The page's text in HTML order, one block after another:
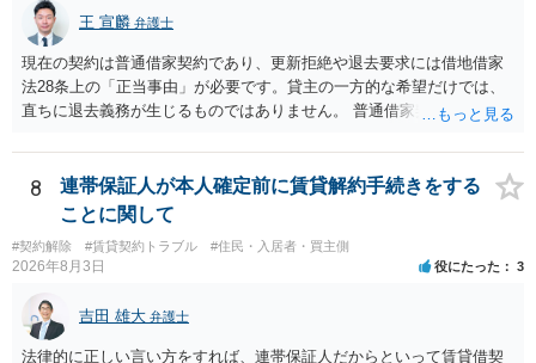
王 宣麟 弁護士
現在の契約は普通借家契約であり、更新拒絶や退去要求には借地借家
法28条上の「正当事由」が必要です。貸主の一方的な希望だけでは、
直ちに退去義務が生じるものではありません。 普通借家契約から定期
新たな定期借家契約を締結する形になりますが、これは任意の合意が
前提であり、借主が同意しなければ成立しません。 12年間の居住実
績、子どもの学校や地域とのつながり、転居費用の準備が困難な事情
などは、借主側の強い居住継続の必要性として正当事由判断において
重視される要素ですので、貸主側にかなり具体的な事情と立退料など
がない限り、更新拒絶が認められるハードルは一般的に高いと考えら
れます。 建物が未登記であること自体は、賃貸借契約の有効性を直ち
に否定するものではなく、引渡しがされていれば賃貸借の効力は原則
有効とされています。 今後の交渉では、①現在は普通借家契約が継続
8
連帯保証人が本人確定前に賃貸解約手続きをする
ことに関して
#契約解除 #賃貸契約トラブル #住民・入居者・買主側
2026年8月3日 役にたった 3
吉田 雄大 弁護士
法律的に正しい言い方をすれば、連帯保証人だからといって賃貸借契